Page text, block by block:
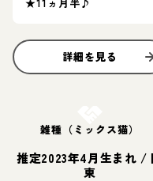
詳細を見る
雑種（ミックス猫）
推定2023年4月生まれ /
東